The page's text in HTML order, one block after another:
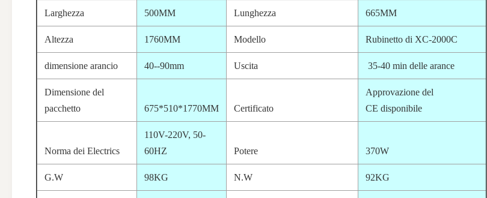
Larghezza 500MM Lunghezza 665MM
Altezza 1760MM Modello Rubinetto di XC-2000C
dimensione arancio 40--90mm Uscita 35-40 min delle arance
Dimensione del
pacchetto
675*510*1770MM Certificato
Approvazione del
CE disponibile
Norma dei Electrics
110V-220V, 50-
60HZ
Potere 370W
G.W 98KG N.W 92KG